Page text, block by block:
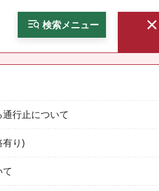
検索メニュー
行止について
有り)
て